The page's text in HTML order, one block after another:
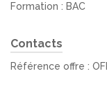
Formation : BAC
Contacts
Référence offre :